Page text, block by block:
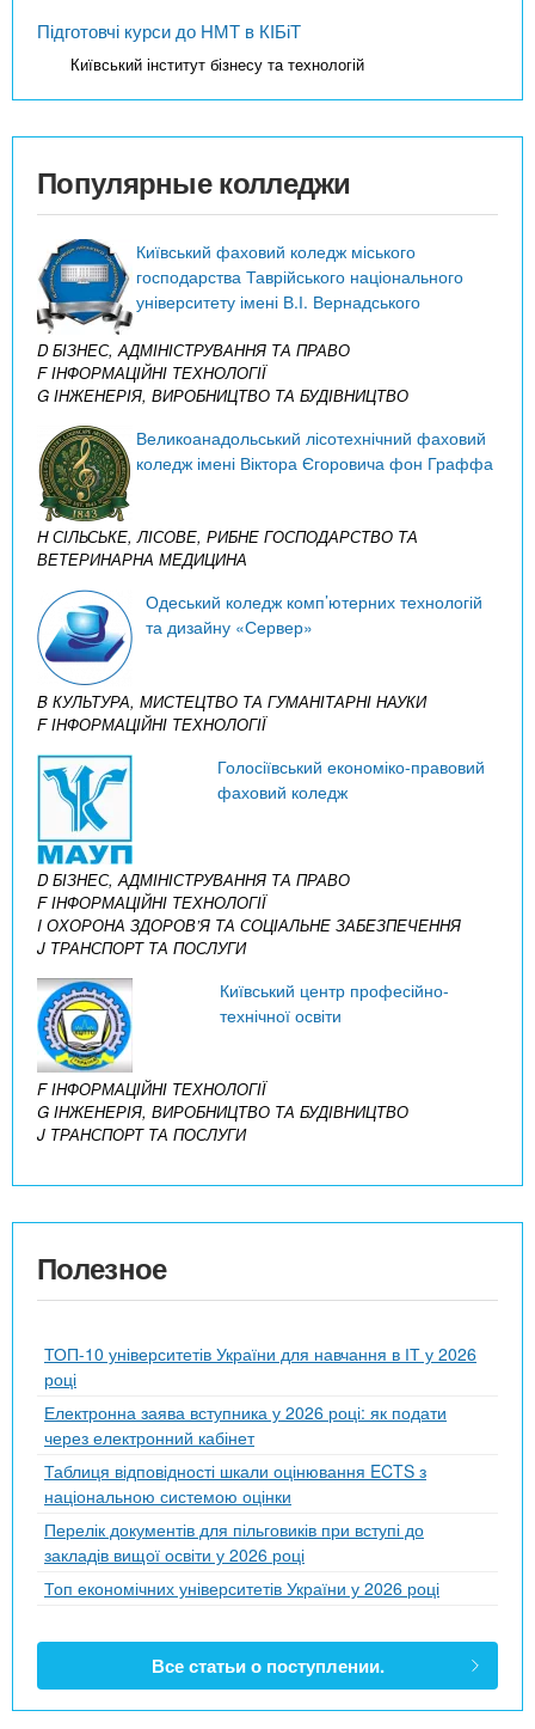
Підготовчі курси до НМТ в КІБіТ
Київський інститут бізнесу та технологій
Популярные колледжи
Київський фаховий коледж міського
господарства Таврійського національного
університету імені В.І. Вернадського
D БІЗНЕС, АДМІНІСТРУВАННЯ ТА ПРАВО
F ІНФОРМАЦІЙНІ ТЕХНОЛОГІЇ
G ІНЖЕНЕРІЯ, ВИРОБНИЦТВО ТА БУДІВНИЦТВО
Великоанадольський лісотехнічний фаховий
коледж імені Віктора Єгоровича фон Граффа
H СІЛЬСЬКЕ, ЛІСОВЕ, РИБНЕ ГОСПОДАРСТВО ТА
ВЕТЕРИНАРНА МЕДИЦИНА
Одеський коледж комп’ютерних технологій
та дизайну «Сервер»
B КУЛЬТУРА, МИСТЕЦТВО ТА ГУМАНІТАРНІ НАУКИ
F ІНФОРМАЦІЙНІ ТЕХНОЛОГІЇ
Голосіївський економіко-правовий
фаховий коледж
D БІЗНЕС, АДМІНІСТРУВАННЯ ТА ПРАВО
F ІНФОРМАЦІЙНІ ТЕХНОЛОГІЇ
I ОХОРОНА ЗДОРОВ’Я ТА СОЦІАЛЬНЕ ЗАБЕЗПЕЧЕННЯ
J ТРАНСПОРТ ТА ПОСЛУГИ
Київський центр професійно-
технічної освіти
F ІНФОРМАЦІЙНІ ТЕХНОЛОГІЇ
G ІНЖЕНЕРІЯ, ВИРОБНИЦТВО ТА БУДІВНИЦТВО
J ТРАНСПОРТ ТА ПОСЛУГИ
Полезное
ТОП-10 університетів України для навчання в ІТ у 2026
році
Електронна заява вступника у 2026 році: як подати
через електронний кабінет
Таблиця відповідності шкали оцінювання ECTS з
національною системою оцінки
Перелік документів для пільговиків при вступі до
закладів вищої освіти у 2026 році
Топ економічних університетів України у 2026 році
Все статьи о поступлении.